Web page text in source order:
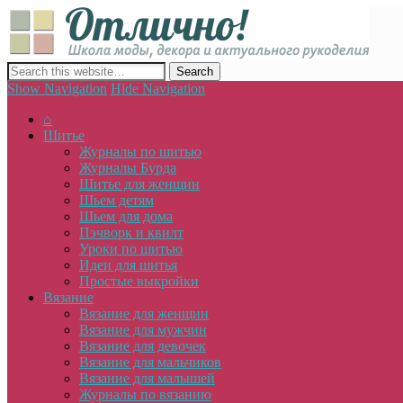
сайт о декоре, дизайне и моде, вязании, шитье и других видах
Show Navigation Hide Navigation
⌂
Шитье
Журналы по шитью
Журналы Бурда
Шитье для женщин
Шьем детям
Шьем для дома
Пэчворк и квилт
Уроки по шитью
Идеи для шитья
Простые выкройки
Вязание
Вязание для женщин
Вязание для мужчин
Вязание для девочек
Вязание для мальчиков
Вязание для малышей
Журналы по вязанию